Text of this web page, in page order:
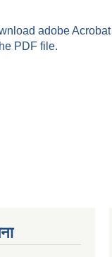
adobe Acrobat
PDF file.